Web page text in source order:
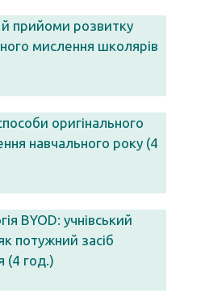
прийоми розвитку
мислення школярів
оригінального
навчального року (4
BYOD: учнівський
потужний засіб
(4 год.)